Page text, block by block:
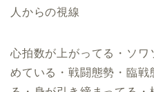
人からの視線
心拍数が上がってる・ソ
めている・戦闘態勢・臨戦